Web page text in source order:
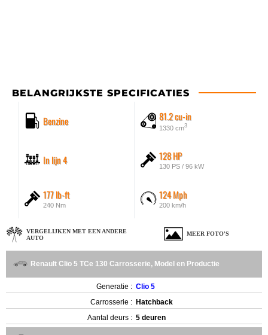
BELANGRIJKSTE SPECIFICATIES
Benzine 81.2 cu-in
1330 cm3
In lijn 4 128 HP
130 PS / 96 kW
177 lb-ft
240 Nm
124 Mph
200 km/h
VERGELIJKEN MET EEN ANDERE
AUTO
MEER FOTO'S
Renault Clio 5 TCe 130 Carrosserie, Model en Productie
Generatie : Clio 5
Carrosserie : Hatchback
Aantal deurs : 5 deuren